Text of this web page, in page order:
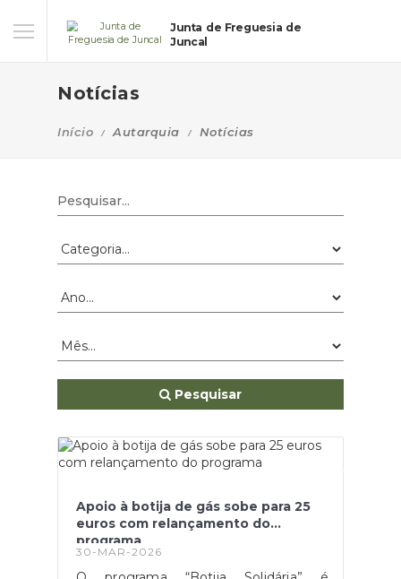
Junta de Freguesia de
Juncal
Notícias
Início Autarquia Notícias
Pesquisar
Apoio à botija de gás sobe para 25
euros com relançamento do
programa
30-MAR-2026